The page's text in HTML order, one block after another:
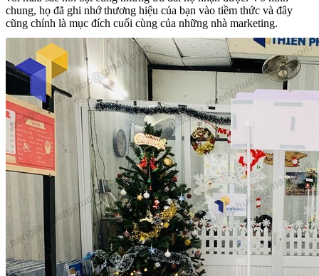
chung, họ đã ghi nhớ thương hiệu của bạn vào tiềm thức và đây
cũng chính là mục đích cuối cùng của những nhà marketing.